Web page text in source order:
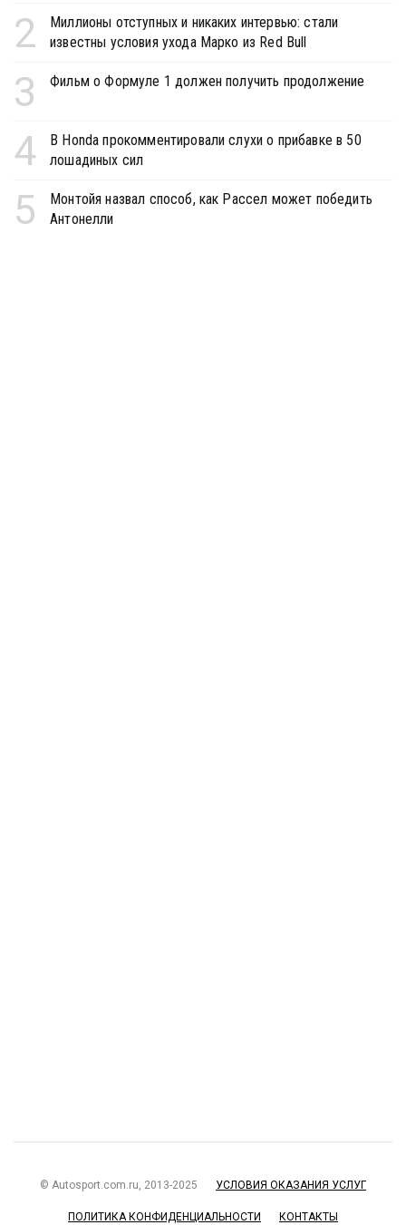
2
Миллионы отступных и никаких интервью: стали
известны условия ухода Марко из Red Bull
3 Фильм о Формуле 1 должен получить продолжение
4
В Honda прокомментировали слухи о прибавке в 50
лошадиных сил
5
Монтойя назвал способ, как Рассел может победить
Антонелли
© Autosport.com.ru, 2013-2025 УСЛОВИЯ ОКАЗАНИЯ УСЛУГ
ПОЛИТИКА КОНФИДЕНЦИАЛЬНОСТИ КОНТАКТЫ